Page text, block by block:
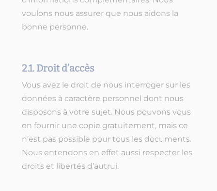
voulons nous assurer que nous aidons la
bonne personne.
2.1. Droit d’accès
Vous avez le droit de nous interroger sur les
données à caractère personnel dont nous
disposons à votre sujet. Nous pouvons vous
en fournir une copie gratuitement, mais ce
n’est pas possible pour tous les documents.
Nous entendons en effet aussi respecter les
droits et libertés d’autrui.